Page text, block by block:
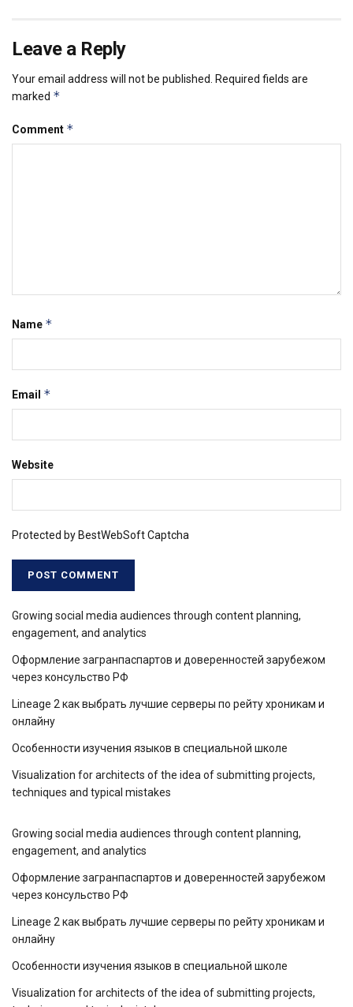
Leave a Reply
Your email address will not be published.
Required fields are
marked *
Comment *
Name *
Email *
Website
Protected by BestWebSoft Captcha
Growing social media audiences through content planning,
engagement, and analytics
Оформление загранпаспартов и доверенностей зарубежом
через консульство РФ
Lineage 2 как выбрать лучшие серверы по рейту хроникам и
онлайну
Особенности изучения языков в специальной школе
Visualization for architects of the idea of ​​submitting projects,
techniques and typical mistakes
Growing social media audiences through content planning,
engagement, and analytics
Оформление загранпаспартов и доверенностей зарубежом
через консульство РФ
Lineage 2 как выбрать лучшие серверы по рейту хроникам и
онлайну
Особенности изучения языков в специальной школе
Visualization for architects of the idea of ​​submitting projects,